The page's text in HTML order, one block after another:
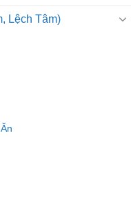
Lệch Tâm)